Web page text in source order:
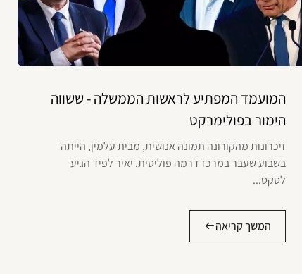
המועמד המפתיע לראשות הממשלה - ששווה
הימור בפולימרקט
זיכרונות מהקורונה תמונה אנושית, מבית עלמין, הייתה
בשבוע שעבר במרכז דרמה פוליטית. יאיר לפיד הגיע
לטקס...
המשך קריאה